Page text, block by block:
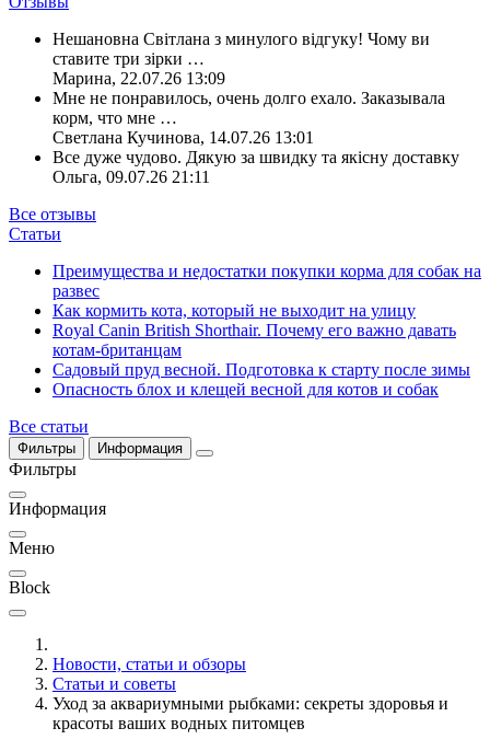
Нешановна Світлана з минулого відгуку! Чому ви
ставите три зірки …
Марина, 22.07.26 13:09
Мне не понравилось, очень долго ехало. Заказывала
корм, что мне …
Светлана Кучинова, 14.07.26 13:01
Все дуже чудово. Дякую за швидку та якісну доставку
Ольга, 09.07.26 21:11
Все отзывы
Статьи
Преимущества и недостатки покупки корма для собак на
развес
Как кормить кота, который не выходит на улицу
Royal Canin British Shorthair. Почему его важно давать
котам-британцам
Садовый пруд весной. Подготовка к старту после зимы
Опасность блох и клещей весной для котов и собак
Все статьи
Фильтры Информация
Фильтры
Информация
Меню
Block
Новости, статьи и обзоры
Статьи и советы
Уход за аквариумными рыбками: секреты здоровья и
красоты ваших водных питомцев